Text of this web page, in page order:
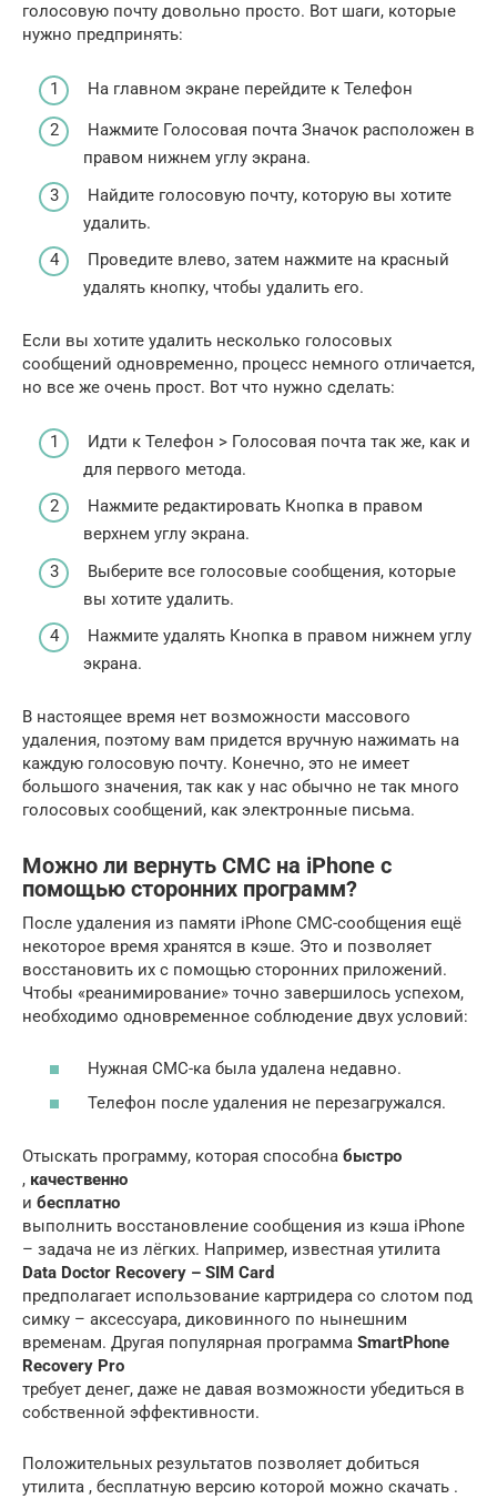
голосовую почту довольно просто. Вот шаги, которые
нужно предпринять:
На главном экране перейдите к Телефон
Нажмите Голосовая почта Значок расположен в
правом нижнем углу экрана.
Найдите голосовую почту, которую вы хотите
удалить.
Проведите влево, затем нажмите на красный
удалять кнопку, чтобы удалить его.
Если вы хотите удалить несколько голосовых
сообщений одновременно, процесс немного отличается,
но все же очень прост. Вот что нужно сделать:
Идти к Телефон > Голосовая почта так же, как и
для первого метода.
Нажмите редактировать Кнопка в правом
верхнем углу экрана.
Выберите все голосовые сообщения, которые
вы хотите удалить.
Нажмите удалять Кнопка в правом нижнем углу
экрана.
В настоящее время нет возможности массового
удаления, поэтому вам придется вручную нажимать на
каждую голосовую почту. Конечно, это не имеет
большого значения, так как у нас обычно не так много
голосовых сообщений, как электронные письма.
Можно ли вернуть СМС на iPhone с
помощью сторонних программ?
После удаления из памяти iPhone СМС-сообщения ещё
некоторое время хранятся в кэше. Это и позволяет
восстановить их с помощью сторонних приложений.
Чтобы «реанимирование» точно завершилось успехом,
необходимо одновременное соблюдение двух условий:
Нужная СМС-ка была удалена недавно.
Телефон после удаления не перезагружался.
Отыскать программу, которая способна быстро
, качественно
и бесплатно
выполнить восстановление сообщения из кэша iPhone
– задача не из лёгких. Например, известная утилита
Data Doctor Recovery – SIM Card
предполагает использование картридера со слотом под
симку – аксессуара, диковинного по нынешним
временам. Другая популярная программа SmartPhone
Recovery Pro
требует денег, даже не давая возможности убедиться в
собственной эффективности.
Положительных результатов позволяет добиться
утилита , бесплатную версию которой можно скачать .